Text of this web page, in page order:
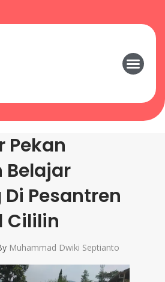
Pekan
Belajar
Di Pesantren
Cililin
Muhammad Dwiki Septianto